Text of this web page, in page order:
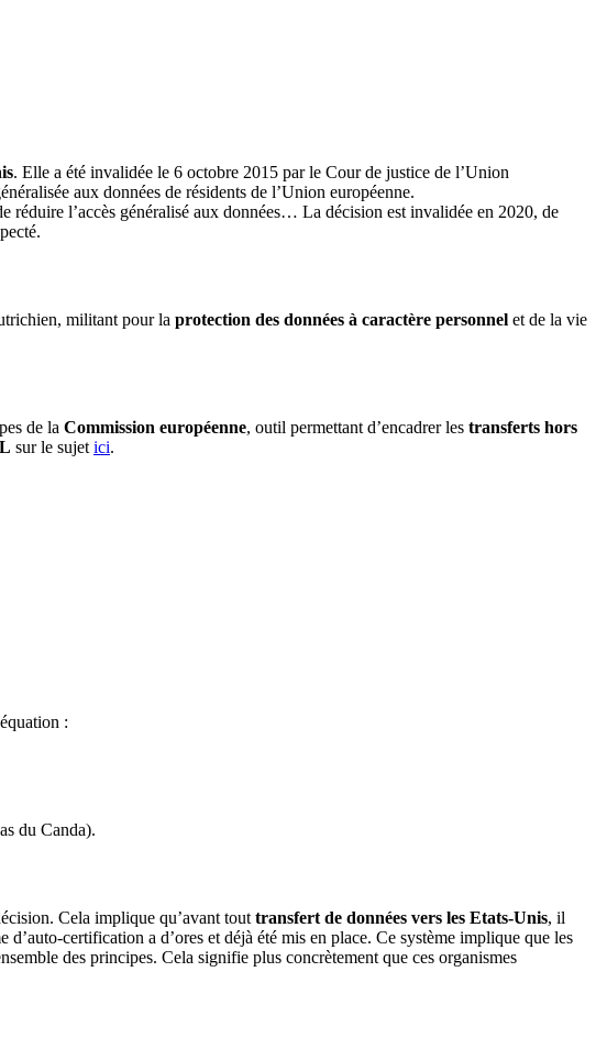
. Elle a été invalidée le 6 octobre 2015 par le Cour de justice de l’Union
aux données de résidents de l’Union européenne.
réduire l’accès généralisé aux données… La décision est invalidée en 2020, de
militant pour la protection des données à caractère personnel et de la vie
de la Commission européenne, outil permettant d’encadrer les transferts hors
sur le sujet ici.
:
du Canda).
Cela implique qu’avant tout transfert de données vers les Etats-Unis, il
certification a d’ores et déjà été mis en place. Ce système implique que les
des principes. Cela signifie plus concrètement que ces organismes